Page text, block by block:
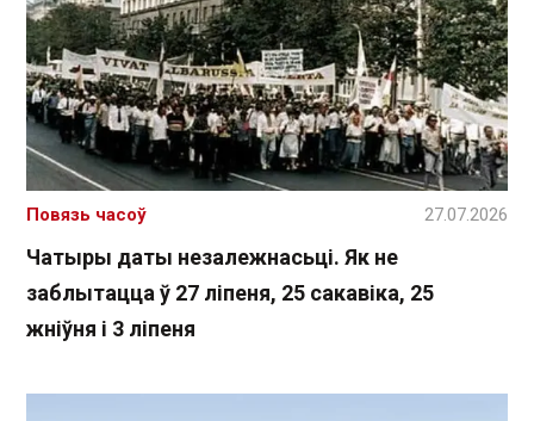
Чатыры даты незалежнасьці. Як не
заблытацца ў 27 ліпеня, 25 сакавіка, 25
жніўня і 3 ліпеня
Повязь часоў 27.07.2026